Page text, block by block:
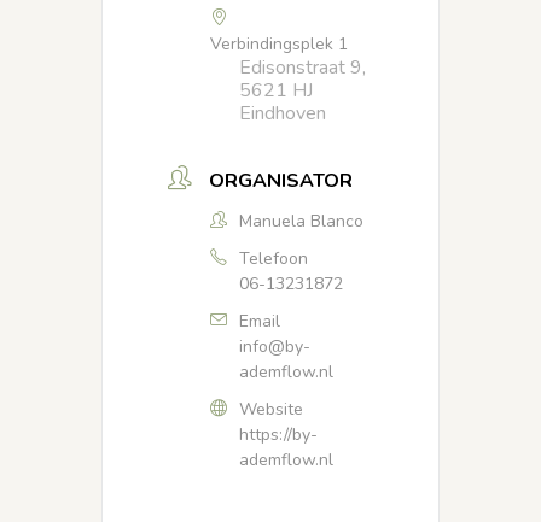
Verbindingsplek 1
Edisonstraat 9,
5621 HJ
Eindhoven
ORGANISATOR
Manuela Blanco
Telefoon
06-13231872
Email
info@by-
ademflow.nl
Website
https://by-
ademflow.nl